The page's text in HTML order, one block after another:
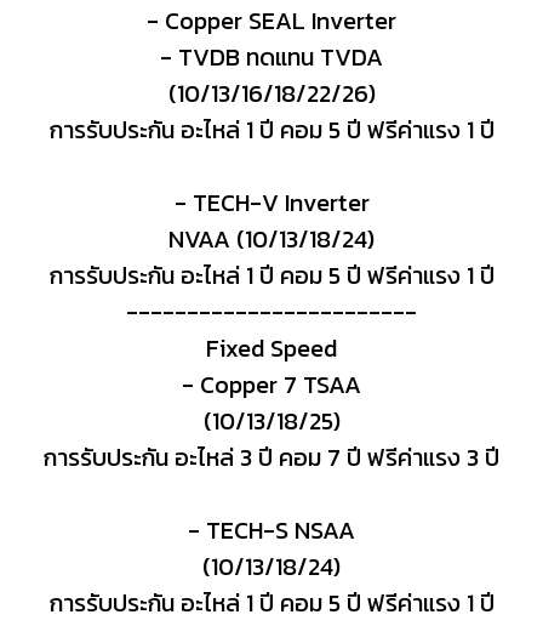
- Copper SEAL Inverter
- TVDB ทดแทน TVDA
(10/13/16/18/22/26)
การรับประกัน อะไหล่ 1 ปี คอม 5 ปี ฟรีค่าแรง 1 ปี
- TECH-V Inverter
NVAA (10/13/18/24)
การรับประกัน อะไหล่ 1 ปี คอม 5 ปี ฟรีค่าแรง 1 ปี
------------------------
Fixed Speed
- Copper 7 TSAA
(10/13/18/25)
การรับประกัน อะไหล่ 3 ปี คอม 7 ปี ฟรีค่าแรง 3 ปี
- TECH-S NSAA
(10/13/18/24)
การรับประกัน อะไหล่ 1 ปี คอม 5 ปี ฟรีค่าแรง 1 ปี